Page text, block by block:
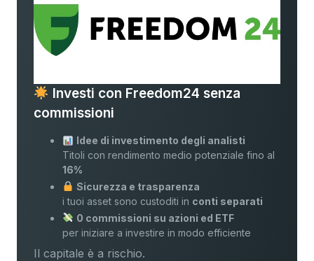
Investi con Freedom24 senza
commissioni
Idee di investimento degli analisti
Titoli con rendimento medio potenziale fino al
16%
Sicurezza e trasparenza
i tuoi asset sono custoditi in conti separati
0 commissioni su azioni ed ETF
per iniziare a investire in modo efficiente
Il capitale è a rischio.